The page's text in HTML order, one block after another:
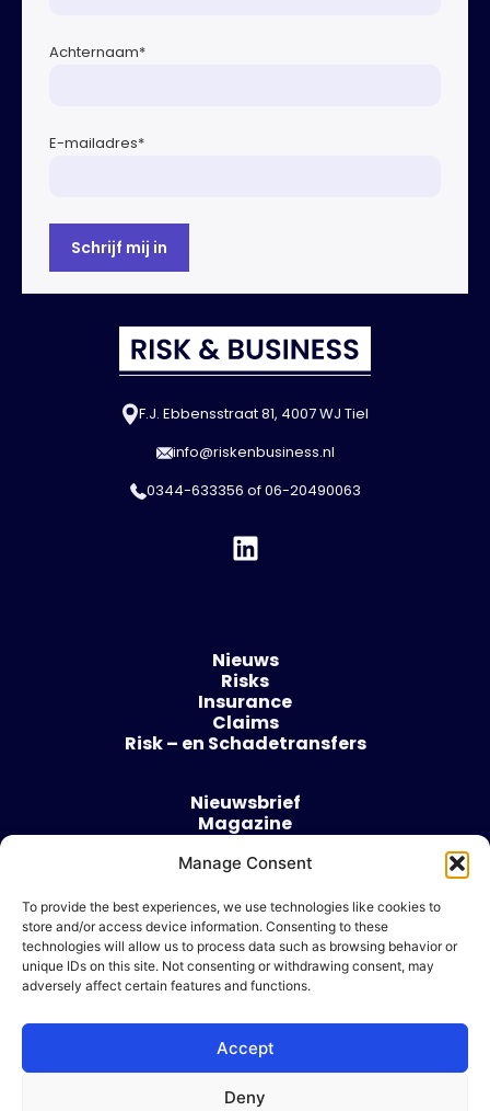
Manage Consent
To provide the best experiences, we use technologies like cookies to
store and/or access device information. Consenting to these
technologies will allow us to process data such as browsing behavior or
unique IDs on this site. Not consenting or withdrawing consent, may
adversely affect certain features and functions.
Accept
Deny
Achternaam*
E-mailadres*
F.J. Ebbensstraat 81, 4007 WJ Tiel
info@riskenbusiness.nl
0344-633356 of06-20490063
Nieuws
Risks
Insurance
Claims
Risk – en Schadetransfers
Nieuwsbrief
Magazine
Over
Algemene voorwaarden
Cookie beleid
Ik wil adverteren